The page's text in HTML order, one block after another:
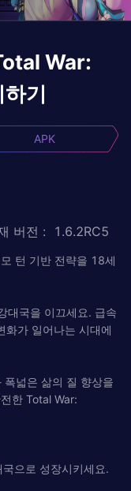
War:
기
APK
버전 : 1.6.2RC5
턴 기반 전략을 18세
대국을 이끄세요. 급속
화가 일어나는 시대에
넓은 삶의 질 향상을
한 Total War:
으로 성장시키세요.